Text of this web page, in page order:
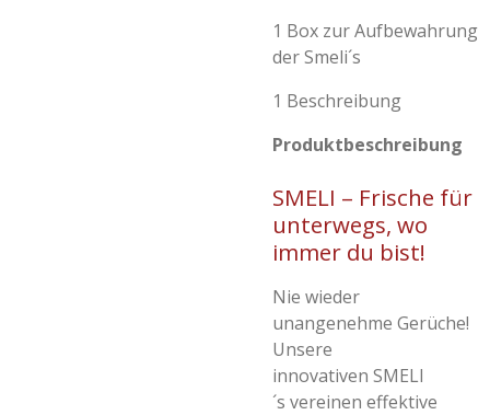
1 Box zur Aufbewahrung
der Smeli´s
1 Beschreibung
Produktbeschreibung
SMELI – Frische für
unterwegs, wo
immer du bist!
Nie wieder
unangenehme Gerüche!
Unsere
innovativen SMELI
´s vereinen effektive